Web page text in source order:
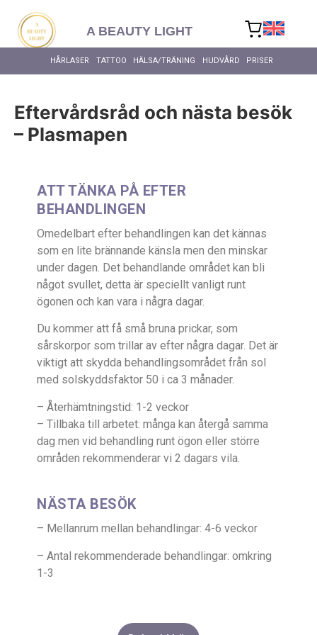
content
A BEAUTY LIGHT
HÅRLASER TATTOO HÄLSA/TRÄNING HUDVÅRD PRISER
Eftervårdsråd och nästa besök
– Plasmapen
ATT TÄNKA PÅ EFTER
BEHANDLINGEN
Omedelbart efter behandlingen kan det kännas
som en lite brännande känsla men den minskar
under dagen. Det behandlande området kan bli
något svullet, detta är speciellt vanligt runt
ögonen och kan vara i några dagar.
Du kommer att få små bruna prickar, som
sårskorpor som trillar av efter några dagar. Det är
viktigt att skydda behandlingsområdet från sol
med solskyddsfaktor 50 i ca 3 månader.
– Återhämtningstid: 1-2 veckor
– Tillbaka till arbetet: många kan återgå samma
dag men vid behandling runt ögon eller större
områden rekommenderar vi 2 dagars vila.
NÄSTA BESÖK
– Mellanrum mellan behandlingar: 4-6 veckor
– Antal rekommenderade behandlingar: omkring
1-3